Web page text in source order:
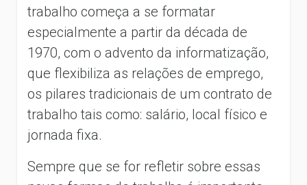
trabalho começa a se formatar
especialmente a partir da década de
1970, com o advento da informatização,
que flexibiliza as relações de emprego,
os pilares tradicionais de um contrato de
trabalho tais como: salário, local físico e
jornada fixa.
Sempre que se for refletir sobre essas